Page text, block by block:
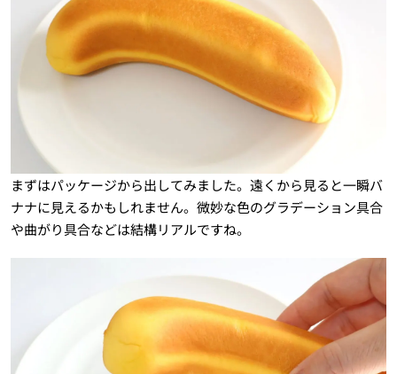
まずはパッケージから出してみました。遠くから見ると一瞬バ
ナナに見えるかもしれません。微妙な色のグラデーション具合
や曲がり具合などは結構リアルですね。